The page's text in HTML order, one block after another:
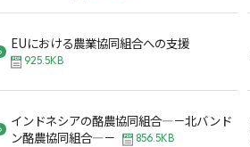
EUにおける農業協同組合への支援
925.5KB
インドネシアの酪農協同組合―－北バンド
ン酪農協同組合―－
856.5KB